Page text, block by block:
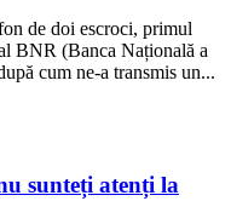
de doi escroci, primul
BNR (Banca Națională a
cum ne-a transmis un...
sunteți atenți la